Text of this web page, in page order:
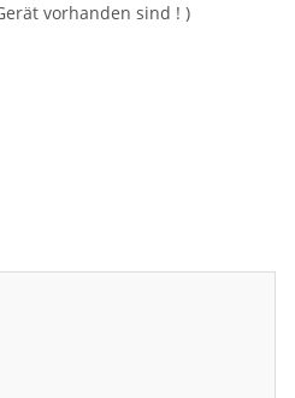
vorhanden sind ! )